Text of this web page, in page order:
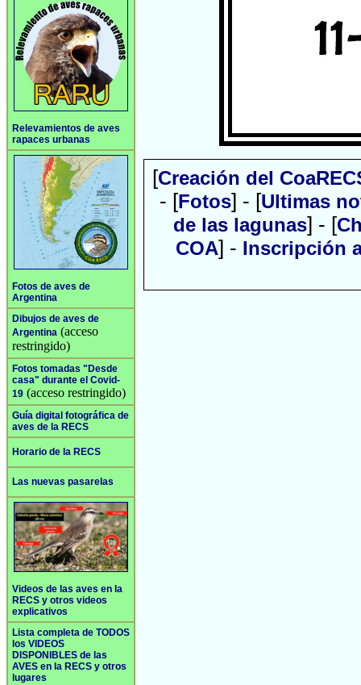
Relevamientos de aves
rapaces urbanas
Fotos de aves de
Argentina
Dibujos de aves de
Argentina (acceso
restringido)
Fotos tomadas "Desde
casa" durante el Covid-
19 (acceso restringido)
Guía digital fotográfica de
aves de la RECS
Horario de la RECS
Las nuevas pasarelas
Videos de las aves en la
RECS y otros videos
explicativos
Lista completa de TODOS
los VIDEOS
DISPONIBLES de las
AVES en la RECS y otros
lugares
[Creación del
- [Fotos] - [Ultimas
de las lagunas] - [
COA] - Inscripción